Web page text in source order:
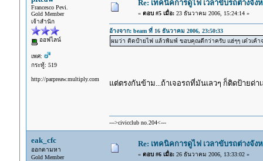
Francesco Pevi.
Gold Member
เจ้าสำนัก
ออฟไลน์
เพศ:
กระทู้: 519
http://parpreaw.multiply.com
Re: เทคนิคการดูไฟ เวลาขับรถต่างจัง
« ตอบ #5 เมื่อ:23 ธันวาคม 2006, 15:24:14 »
อ้างจาก: beam ที่ 16 ธันวาคม 2006, 23:50:33
ผมว่า ติดป้ายไฟ แล้วพิมพ์ ขอบคุณดีกว่าครับ แฮ่ๆๆ เด๋วเค้าจ
แต่ตรงกันข้าม...ถ้าเจอรถที่มันเลวๆ ก็ติดป้ายด่า
--->civicclub no.204<---
eak_cfc
ออกตามหา
Gold Member
Re: เทคนิคการดูไฟ เวลาขับรถต่างจัง
« ตอบ #6 เมื่อ:26 ธันวาคม 2006, 13:33:02 »